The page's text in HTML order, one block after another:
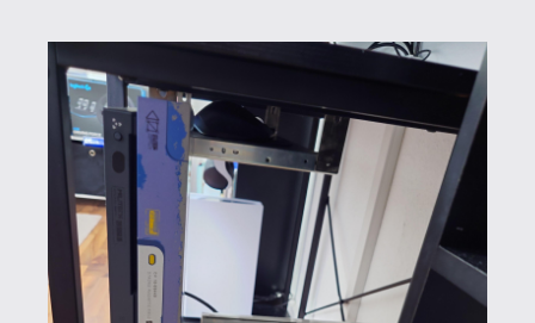
Dekoratív megjelenésén túl egyelőre az
egyetlen konzol a világon, amelyen UV-
fény alatt egy magyar szót is
felfedezhetünk.